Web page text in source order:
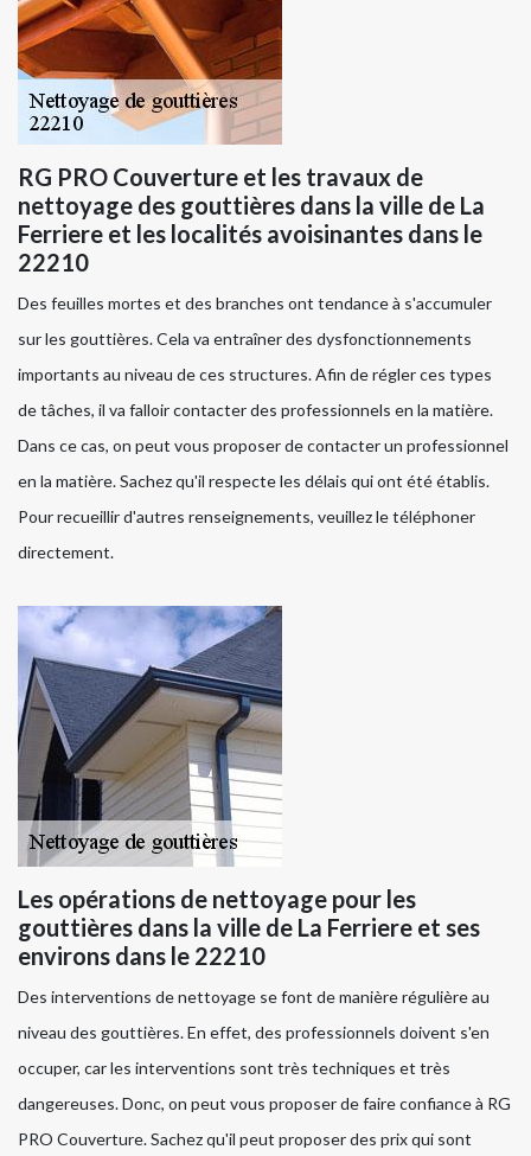
RG PRO Couverture et les travaux de
nettoyage des gouttières dans la ville de La
Ferriere et les localités avoisinantes dans le
22210
Des feuilles mortes et des branches ont tendance à s'accumuler
sur les gouttières. Cela va entraîner des dysfonctionnements
importants au niveau de ces structures. Afin de régler ces types
de tâches, il va falloir contacter des professionnels en la matière.
Dans ce cas, on peut vous proposer de contacter un professionnel
en la matière. Sachez qu'il respecte les délais qui ont été établis.
Pour recueillir d'autres renseignements, veuillez le téléphoner
directement.
Les opérations de nettoyage pour les
gouttières dans la ville de La Ferriere et ses
environs dans le 22210
Des interventions de nettoyage se font de manière régulière au
niveau des gouttières. En effet, des professionnels doivent s'en
occuper, car les interventions sont très techniques et très
dangereuses. Donc, on peut vous proposer de faire confiance à RG
PRO Couverture. Sachez qu'il peut proposer des prix qui sont